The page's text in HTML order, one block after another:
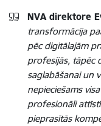
NVA direktore
transformācija
pēc digitālajām
profesijās, tāpēc
saglabāšanai un
nepieciešams
profesionāli
pieprasītās